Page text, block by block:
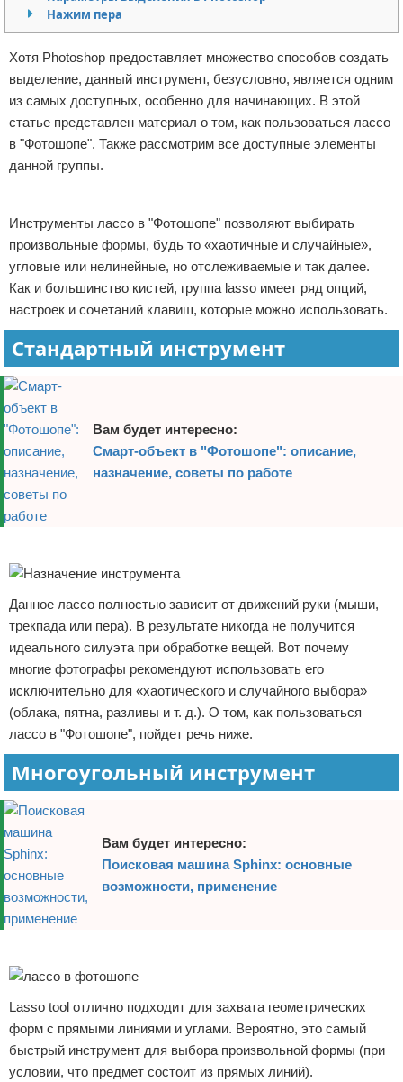
Программное обеспечение
Для автомобиля
Разное
Отказ от ответственности
Нажим пера
Хотя Photoshop предоставляет множество способов создать
выделение, данный инструмент, безусловно, является одним
из самых доступных, особенно для начинающих. В этой
статье представлен материал о том, как пользоваться лассо
в "Фотошопе". Также рассмотрим все доступные элементы
данной группы.
Инструменты лассо в "Фотошопе" позволяют выбирать
произвольные формы, будь то «хаотичные и случайные»,
угловые или нелинейные, но отслеживаемые и так далее.
Как и большинство кистей, группа lasso имеет ряд опций,
настроек и сочетаний клавиш, которые можно использовать.
Стандартный инструмент
Вам будет интересно:
Смарт-объект в "Фотошопе": описание,
назначение, советы по работе
Данное лассо полностью зависит от движений руки (мыши,
трекпада или пера). В результате никогда не получится
идеального силуэта при обработке вещей. Вот почему
многие фотографы рекомендуют использовать его
исключительно для «хаотического и случайного выбора»
(облака, пятна, разливы и т. д.). О том, как пользоваться
лассо в "Фотошопе", пойдет речь ниже.
Многоугольный инструмент
Вам будет интересно:
Поисковая машина Sphinx: основные
возможности, применение
Lasso tool отлично подходит для захвата геометрических
форм с прямыми линиями и углами. Вероятно, это самый
быстрый инструмент для выбора произвольной формы (при
условии, что предмет состоит из прямых линий).